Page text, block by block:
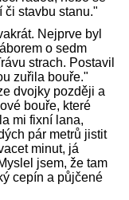
či stavbu stanu."
Nejprve byl
o sedm
strach. Postavil
zuřila bouře."
dvojky později a
bouře, které
mi fixní lana,
pár metrů jistit
minut, já
jsem, že tam
cepín a půjčené